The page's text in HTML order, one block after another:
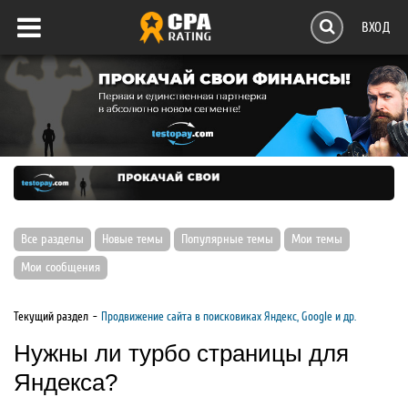
ВХОД
Все разделы Новые темы Популярные темы
Мои темы
Мои сообщения
Текущий раздел Продвижение сайта в поисковиках Яндекс, Google и др.
Нужны ли турбо страницы для
Яндекса?